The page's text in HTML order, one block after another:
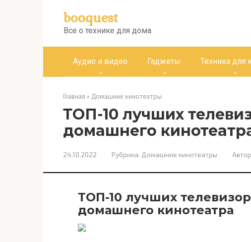
booquest
Все о технике для дома
Аудио и видео Гаджеты Техника для
Главная » Домашние кинотеатры
ТОП-10 лучших
домашнего
24.10.2022 Рубрика: Домашние кинотеатры
ТОП-10 лучших
домашнего кинотеатра